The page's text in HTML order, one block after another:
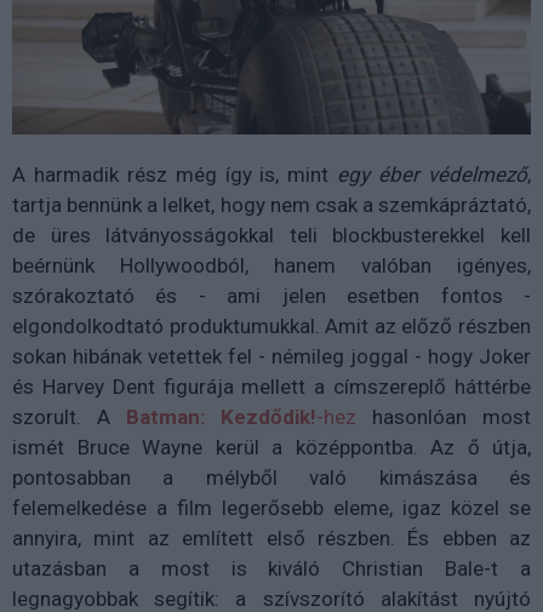
A harmadik rész még így is, mint egy éber védelmező,
tartja bennünk a lelket, hogy nem csak a szemkápráztató,
de üres látványosságokkal teli blockbusterekkel kell
beérnünk Hollywoodból, hanem valóban igényes,
szórakoztató és - ami jelen esetben fontos -
elgondolkodtató produktumukkal. Amit az előző részben
sokan hibának vetettek fel - némileg joggal - hogy Joker
és Harvey Dent figurája mellett a címszereplő háttérbe
szorult. A Batman: Kezdődik!-hez hasonlóan most
ismét Bruce Wayne kerül a középpontba. Az ő útja,
pontosabban a mélyből való kimászása és
felemelkedése a film legerősebb eleme, igaz közel se
annyira, mint az említett első részben. És ebben az
utazásban a most is kiváló Christian Bale-t a
legnagyobbak segítik: a szívszorító alakítást nyújtó